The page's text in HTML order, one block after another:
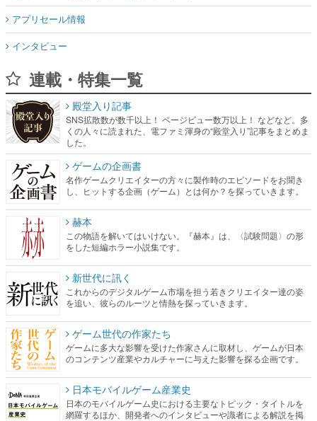
アプリセール情報
インタビュー
連載・特集一覧
殿堂入り記事
SNS拡散数が数千以上！ ページビュー数万以上！ などなど。多
くの人々に読まれた、電ファミ渾身の“殿堂入り”記事をまとめま
した。
ゲームの企画書
名作ゲームクリエイターの方々に製作時のエピソードをお聞き
し、ヒットする企画（ゲーム）とは何か？を探っていきます。
赫本
この物語を解いてはいけない。『赫本』は、〈試験問題〉の形
をした短編ホラー小説集です。
新世代に訊く
これからのデジタルゲーム市場を担う若きクリエイター達の姿
を追い、彼らのルーツと情熱を探っていきます。
ゲーム世代の作家たち
ゲームに多大な影響を受けた作家さんに取材し、ゲームが日本
のコンテンツ産業やカルチャーに与えた影響を探る企画です。
日本モバイルゲーム産業史
日本のモバイルゲーム史における主要なトピック・タイトルを
網羅するほか、開発者へのインタビューや識者による解説を掲